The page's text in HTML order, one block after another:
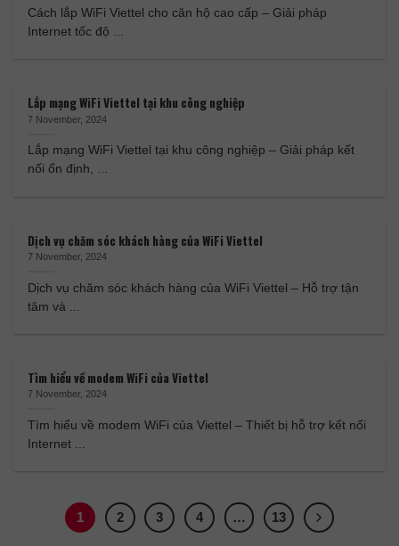
Cách lắp WiFi Viettel cho căn hộ cao cấp – Giải pháp
Internet tốc độ ...
Lắp mạng WiFi Viettel tại khu công nghiệp
7 November, 2024
Lắp mạng WiFi Viettel tại khu công nghiệp – Giải pháp kết
nối ổn định, ...
Dịch vụ chăm sóc khách hàng của WiFi Viettel
7 November, 2024
Dịch vụ chăm sóc khách hàng của WiFi Viettel – Hỗ trợ tận
tâm và ...
Tìm hiểu về modem WiFi của Viettel
7 November, 2024
Tìm hiểu về modem WiFi của Viettel – Thiết bị hỗ trợ kết nối
Internet ...
1 2 3 4 … 13